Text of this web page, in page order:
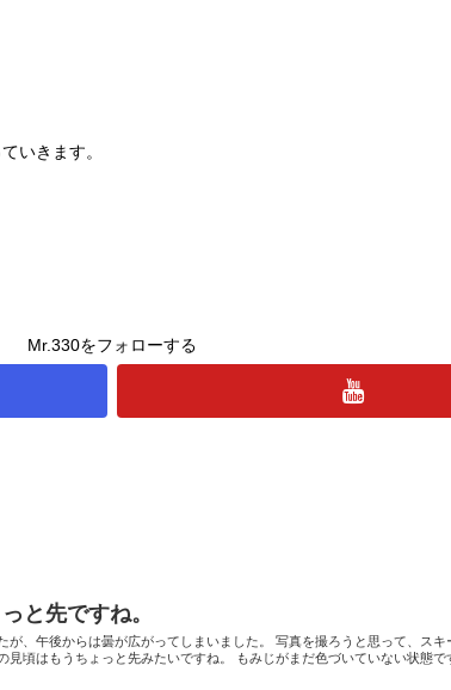
いきます。
Mr.330をフォローする
と先ですね。
が、午後からは曇が広がってしまいました。 写真を撮ろうと思って、スキ
見頃はもうちょっと先みたいですね。 もみじがまだ色づいていない状態で